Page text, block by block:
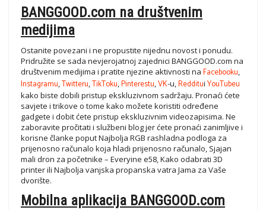
BANGGOOD.com na društvenim
medijima
Ostanite povezani i ne propustite nijednu novost i ponudu.
Pridružite se sada nevjerojatnoj zajednici BANGGOOD.com na
društvenim medijima i pratite njezine aktivnosti na Facebooku,
Instagramu,Twitteru,TikToku,Pinterestu,VK-u,Redditui YouTubeu
kako biste dobili pristup ekskluzivnom sadržaju. Pronaći ćete
savjete i trikove o tome kako možete koristiti određene
gadgete i dobit ćete pristup ekskluzivnim videozapisima. Ne
zaboravite pročitati i službeni blog jer ćete pronaći zanimljive i
korisne članke poput Najbolja RGB rashladna podloga za
prijenosno računalo koja hladi prijenosno računalo, Sjajan
mali dron za početnike – Everyine e58, Kako odabrati 3D
printer ili Najbolja vanjska propanska vatra Jama za Vaše
dvorište.
Mobilna aplikacija BANGGOOD.com